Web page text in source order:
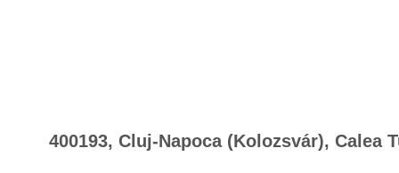
400193, Cluj-Napoca (Kolozsvár), Calea